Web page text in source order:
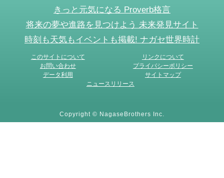
きっと元気になる Proverb格言
将来の夢や進路を見つけよう 未来発見サイト
時刻も天気もイベントも掲載! ナガセ世界時計
このサイトについて
リンクについて
お問い合わせ
プライバシーポリシー
データ利用
サイトマップ
ニュースリリース
Copyright © NagaseBrothers Inc.